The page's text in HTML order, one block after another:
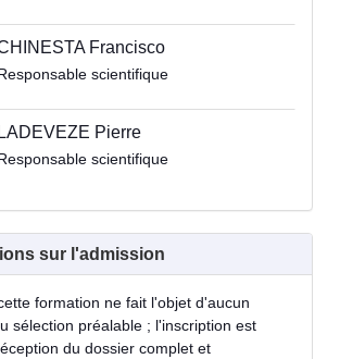
Francisco
scientifique
LADEVEZE Pierre
scientifique
sur l'admission
formation ne fait l'objet d'aucun
sélection préalable ; l'inscription est
du dossier complet et